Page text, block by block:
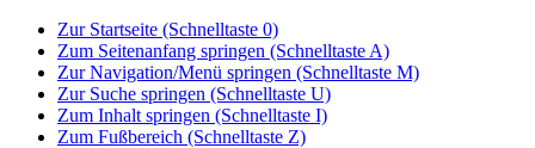
Zur Startseite (Schnelltaste 0)
Zum Seitenanfang springen (Schnelltaste A)
Zur Navigation/Menü springen (Schnelltaste M)
Zur Suche springen (Schnelltaste U)
Zum Inhalt springen (Schnelltaste I)
Zum Fußbereich (Schnelltaste Z)